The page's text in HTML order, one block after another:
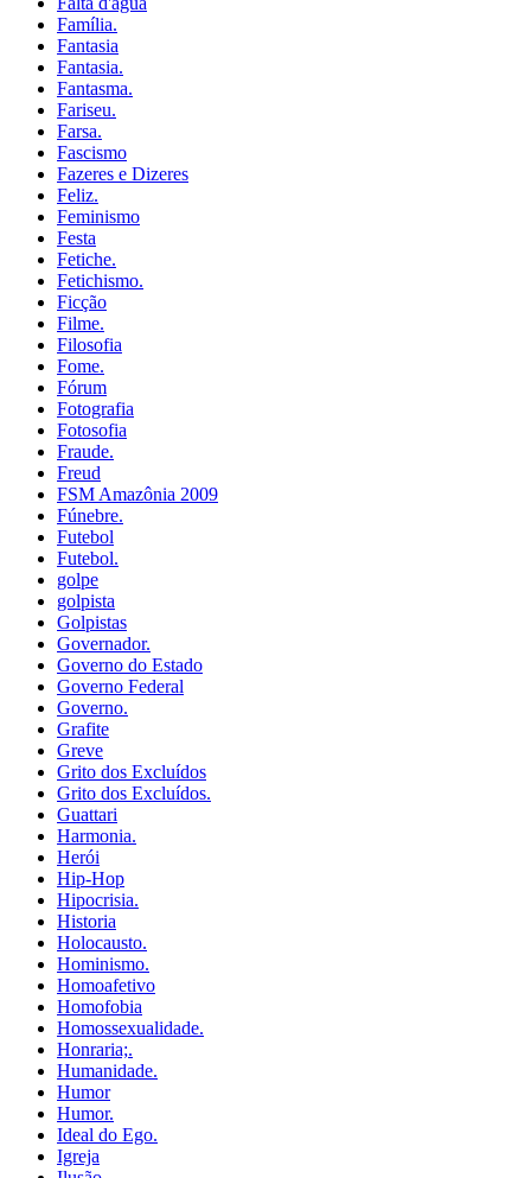
Família.
Fantasia
Fantasia.
Fantasma.
Fariseu.
Farsa.
Fascismo
Fazeres e Dizeres
Feliz.
Feminismo
Festa
Fetiche.
Fetichismo.
Ficção
Filme.
Filosofia
Fome.
Fórum
Fotografia
Fotosofia
Fraude.
Freud
FSM Amazônia 2009
Fúnebre.
Futebol
Futebol.
golpe
golpista
Golpistas
Governador.
Governo do Estado
Governo Federal
Governo.
Grafite
Greve
Grito dos Excluídos
Grito dos Excluídos.
Guattari
Harmonia.
Herói
Hip-Hop
Hipocrisia.
Historia
Holocausto.
Hominismo.
Homoafetivo
Homofobia
Homossexualidade.
Honraria;.
Humanidade.
Humor
Humor.
Ideal do Ego.
Igreja